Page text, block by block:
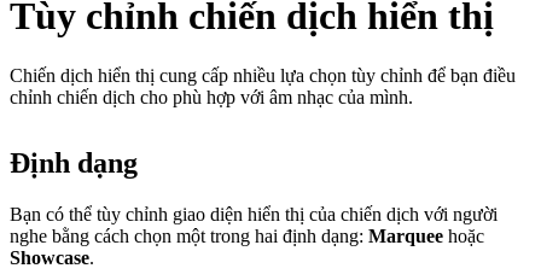
Tùy chỉnh chiến dịch hiển thị
Chiến dịch hiển thị cung cấp nhiều lựa chọn tùy chỉnh để bạn điều
chỉnh chiến dịch cho phù hợp với âm nhạc của mình.
Định dạng
Bạn có thể tùy chỉnh giao diện hiển thị của chiến dịch với người
nghe bằng cách chọn một trong hai định dạng: Marquee hoặc
Showcase.